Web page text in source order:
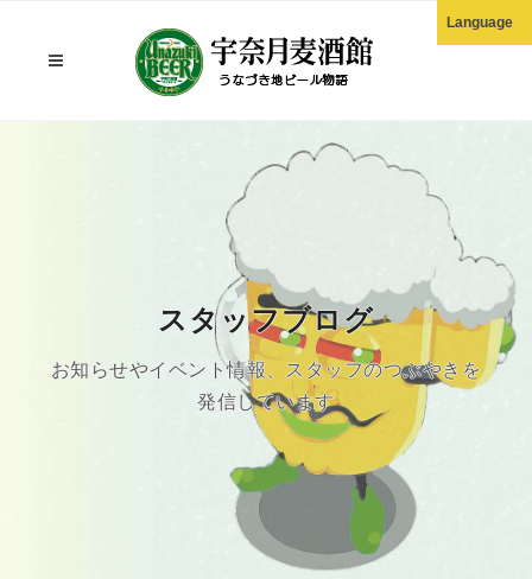
Language
スタッフブログ
お知らせやイベント情報、スタッフのつぶやきを
発信しています